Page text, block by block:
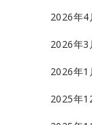
2026年4
2026年3
2026年1
2025年